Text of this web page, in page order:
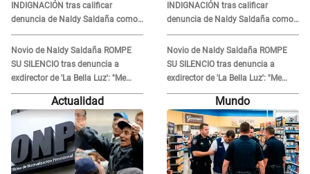
INDIGNACIÓN tras calificar
denuncia de Naldy Saldaña como
'acto bochornoso': "No es justo
atacar a otra mujer"
Novio de Naldy Saldaña ROMPE
SU SILENCIO tras denuncia a
exdirector de 'La Bella Luz': "Me
basta con que ella esté bien"
INDIGNACIÓN tras calificar
denuncia de Naldy Saldaña como
'acto bochornoso': "No es justo
atacar a otra mujer"
Novio de Naldy Saldaña ROMPE
SU SILENCIO tras denuncia a
exdirector de 'La Bella Luz': "Me
basta con que ella esté bien"
Actualidad Mundo